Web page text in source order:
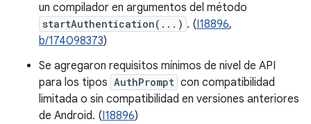
un compilador en argumentos del método
startAuthentication(...) . (I18896,
b/174098373)
Se agregaron requisitos mínimos de nivel de API
para los tipos AuthPrompt con compatibilidad
limitada o sin compatibilidad en versiones anteriores
de Android. (I18896)